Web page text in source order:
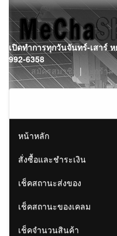
Skip
to
content
เปิดทำการทุกวันจันทร์-เสาร์
992-6358
สมัครสมาชิก | ตะกร้า
หน้าหลัก
สั่งซื้อและชำระเงิน
เช็คสถานะส่งของ
เช็คสถานะของเคลม
เช็คจำนวนสินค้า